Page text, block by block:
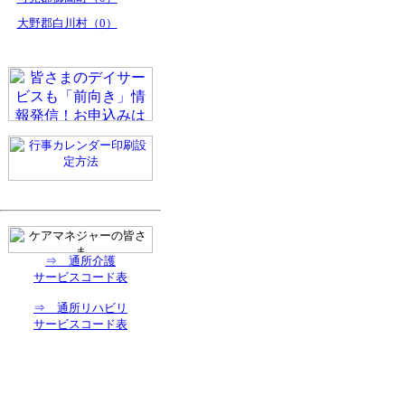
大野郡白川村（0）
⇒ 通所介護
サービスコード表
⇒ 通所リハビリ
サービスコード表